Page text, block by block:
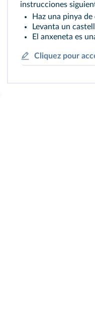
instrucciones
Haz una pinya
Levanta un
El anxeneta es
Cliquez pour